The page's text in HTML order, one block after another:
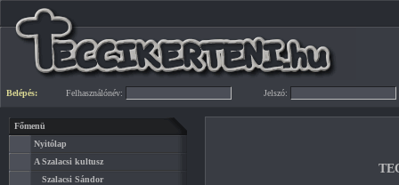
Belépés: Felhasználónév: Jelszó:
Főmenü
Nyitólap
A Szalacsi kultusz
Szalacsi Sándor